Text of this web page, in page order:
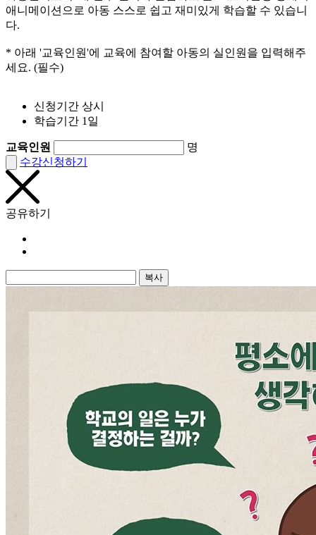
애니메이션으로 아동 스스로 쉽고 재미있게 학습할 수 있습니
다.
* 아래 '교육인원'에 교육에 참여할 아동의 실인원을 입력해주
세요. (필수)
신청기간 상시
학습기간 1일
교육인원
명
수강신청하기
공유하기
복사